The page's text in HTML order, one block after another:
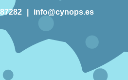
info@cynops.es